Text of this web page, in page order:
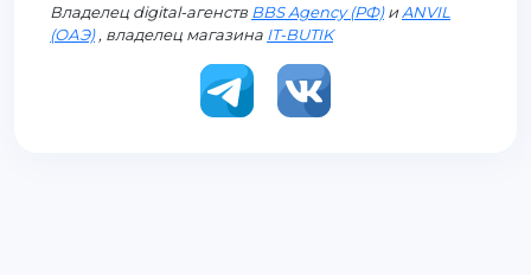
Владелец digital-агенств BBS Agency (РФ)иANVIL
(ОАЭ), владелец магазина IT-BUTIK